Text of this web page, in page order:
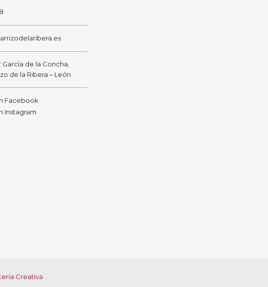
García de la Concha,
de la Ribera – León
Facebook
Instagram
Creativa